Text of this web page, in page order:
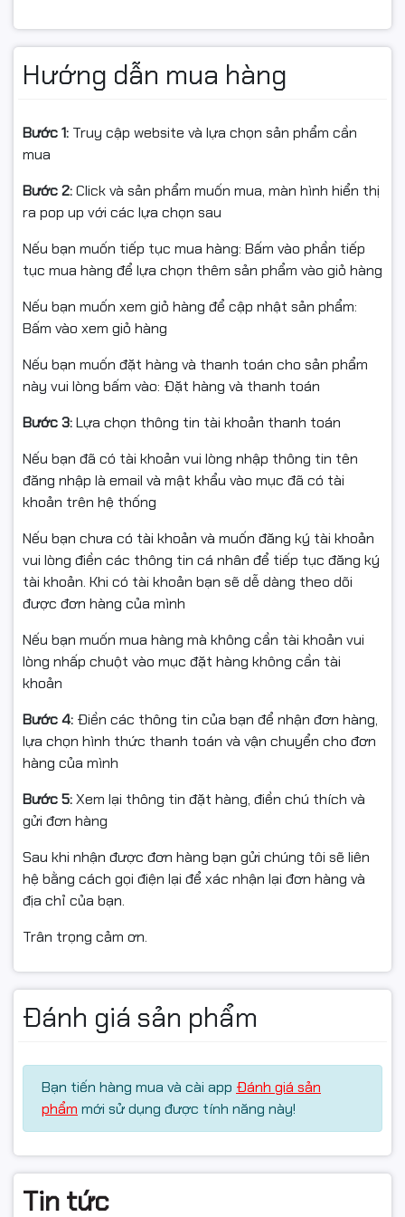
6 nhân 12 luồng – xử lý đa nhiệm mạnh mẽ.
Xung nhịp tối đa 4.3GHz – hiệu suất ổn định cho game
& ứng dụng nặng.
Hỗ trợ Hyper-Threading – tối ưu đa luồng.
TDP 65W – tiết kiệm điện năng, hoạt động mát.
Bảo hành chính hãng 36 tháng.
#Intel #Corei510400F #CPU10400F #CPUIntel
#CPUCorei5 #CPU6Nhan12Luong #IntelCometLake
#mainH410 #mainH510 #NgocThoComputer #fullVAT
Hướng dẫn mua hàng
Bước 1: Truy cập website và lựa chọn sản phẩm cần
mua
Bước 2:Click và sản phẩm muốn mua, màn hình hiển thị
ra pop up với các lựa chọn sau
Nếu bạn muốn tiếp tục mua hàng: Bấm vào phần tiếp
tục mua hàng để lựa chọn thêm sản phẩm vào giỏ hàng
Nếu bạn muốn xem giỏ hàng để cập nhật sản phẩm:
Bấm vào xem giỏ hàng
Nếu bạn muốn đặt hàng và thanh toán cho sản phẩm
này vui lòng bấm vào: Đặt hàng và thanh toán
Bước 3:Lựa chọn thông tin tài khoản thanh toán
Nếu bạn đã có tài khoản vui lòng nhập thông tin tên
đăng nhập là email và mật khẩu vào mục đã có tài
khoản trên hệ thống
Nếu bạn chưa có tài khoản và muốn đăng ký tài khoản
vui lòng điền các thông tin cá nhân để tiếp tục đăng ký
tài khoản. Khi có tài khoản bạn sẽ dễ dàng theo dõi
được đơn hàng của mình
Nếu bạn muốn mua hàng mà không cần tài khoản vui
lòng nhấp chuột vào mục đặt hàng không cần tài
khoản
Bước 4: Điền các thông tin của bạn để nhận đơn hàng,
lựa chọn hình thức thanh toán và vận chuyển cho đơn
hàng của mình
Bước 5:Xem lại thông tin đặt hàng, điền chú thích và
gửi đơn hàng
Sau khi nhận được đơn hàng bạn gửi chúng tôi sẽ liên
hệ bằng cách gọi điện lại để xác nhận lại đơn hàng và
địa chỉ của bạn.
Trân trọng cảm ơn.
Đánh giá sản phẩm
Bạn tiến hàng mua và cài app Đánh giá sản
phẩm mới sử dụng được tính năng này!
Tin tức